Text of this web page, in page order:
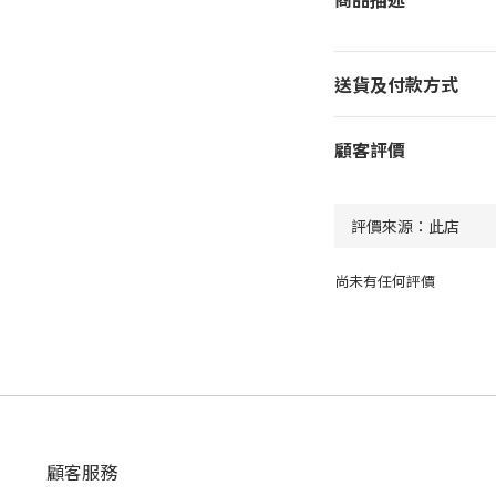
送貨及付款方式
顧客評價
尚未有任何評價
顧客服務